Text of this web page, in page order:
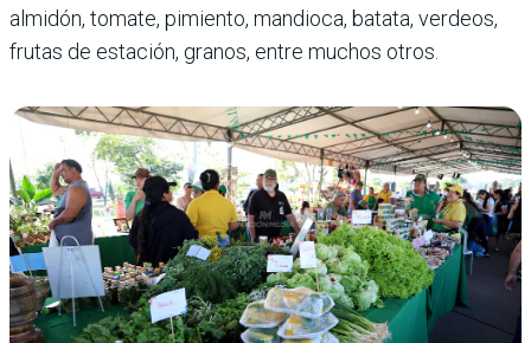
almidón, tomate, pimiento, mandioca, batata, verdeos,
frutas de estación, granos, entre muchos otros.